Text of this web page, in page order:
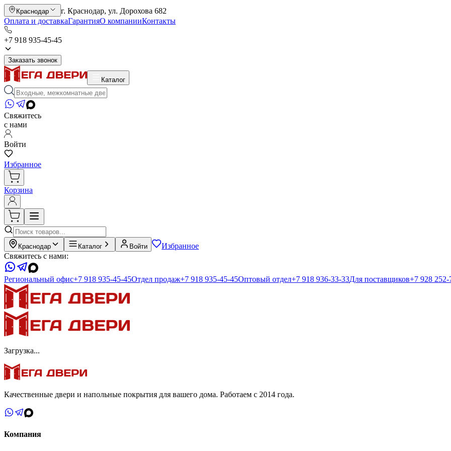
Краснодар
г. Краснодар, ул. Дорохова 682
Оплата и доставкаГарантияО компанииКонтакты
+7 918 935-45-45
Заказать звонок
Каталог
Свяжитесь
с нами
Войти
Избранное
Корзина
Краснодар Каталог Войти
Избранное
Свяжитесь с нами:
Региональный офис+7 918 935-45-45Отдел продаж+7 918 935-45-45Оптовый отдел+7 918 936-33-33Для поставщиков+7 928 252-
Загрузка...
Качественные двери и напольные покрытия для вашего дома. Работаем с 2014 года.
Компания